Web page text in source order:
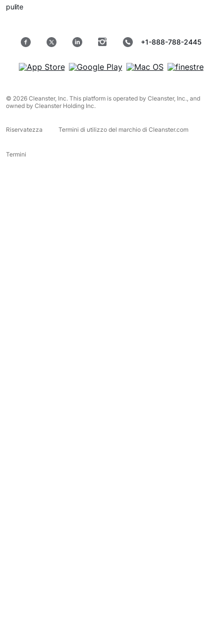
pulite
+1-888-788-2445
© 2026 Cleanster, Inc. This platform is operated by Cleanster, Inc., and
owned by Cleanster Holding Inc.
Riservatezza Termini di utilizzo del marchio di Cleanster.com
Termini